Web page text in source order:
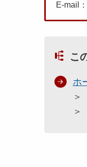
E-mail：
こ
ホ